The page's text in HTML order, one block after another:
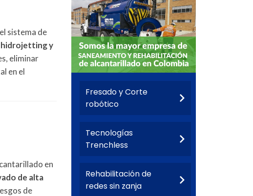
sistema de
hidrojetting y
eliminar
en el
en
de alta
de
Fresado y Corte
robótico
Tecnologías
Trenchless
Rehabilitación de
redes sin zanja